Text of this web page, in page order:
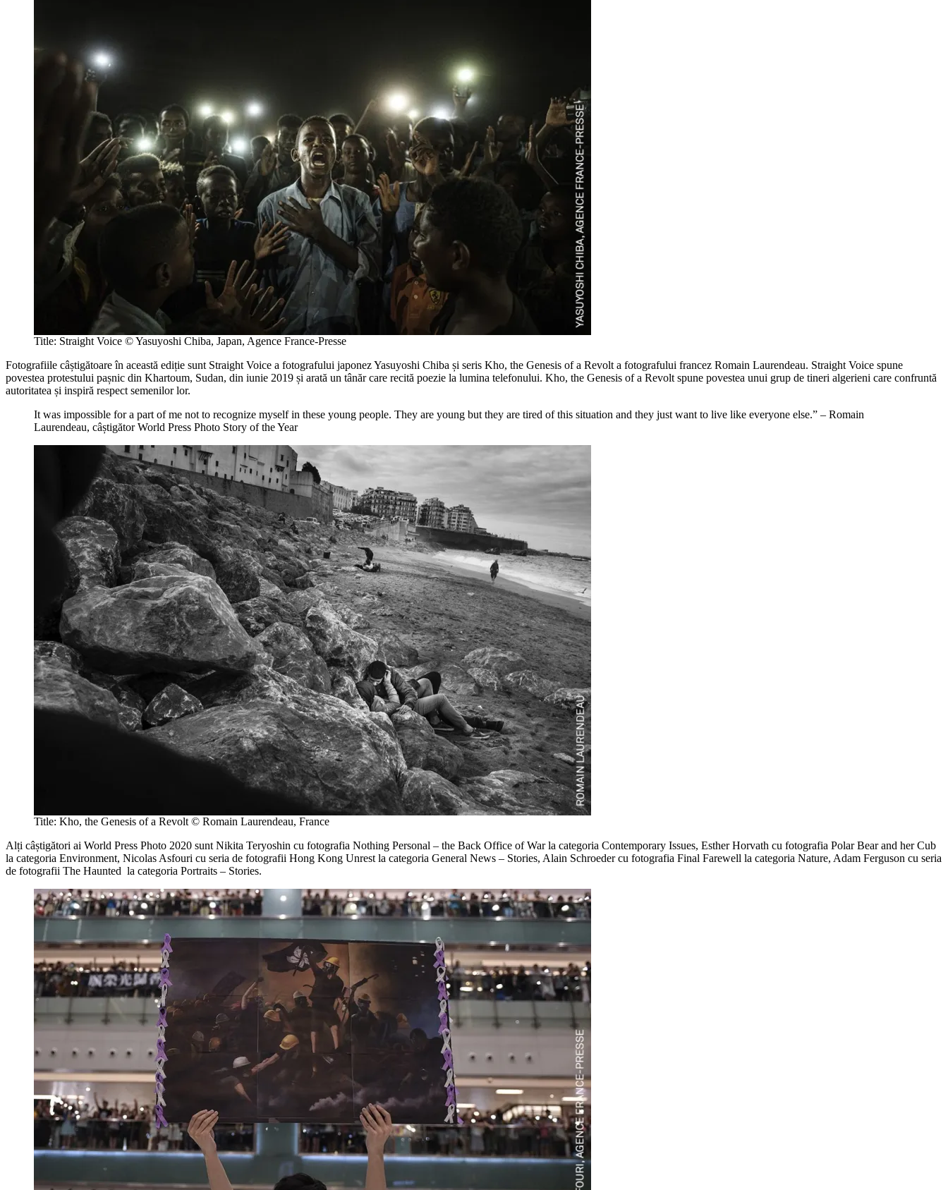
Title: Straight Voice © Yasuyoshi Chiba, Japan, Agence France-Presse
Fotografiile câștigătoare în această ediție sunt Straight Voice a fotografului japonez Yasuyoshi Chiba și seris Kho, the Genesis of a Revolt a fotografului francez Romain Laurendeau. Straight Voice spune
povestea protestului pașnic din Khartoum, Sudan, din iunie 2019 și arată un tânăr care recită poezie la lumina telefonului. Kho, the Genesis of a Revolt spune povestea unui grup de tineri algerieni care confruntă
autoritatea și inspiră respect semenilor lor.
It was impossible for a part of me not to recognize myself in these young people. They are young but they are tired of this situation and they just want to live like everyone else.” – Romain
Laurendeau, câștigător World Press Photo Story of the Year
Title: Kho, the Genesis of a Revolt © Romain Laurendeau, France
Alți câștigători ai World Press Photo 2020 sunt Nikita Teryoshin cu fotografia Nothing Personal – the Back Office of War la categoria Contemporary Issues, Esther Horvath cu fotografia Polar Bear and her Cub
la categoria Environment, Nicolas Asfouri cu seria de fotografii Hong Kong Unrest la categoria General News – Stories, Alain Schroeder cu fotografia Final Farewell la categoria Nature, Adam Ferguson cu seria
de fotografii The Haunted la categoria Portraits – Stories.